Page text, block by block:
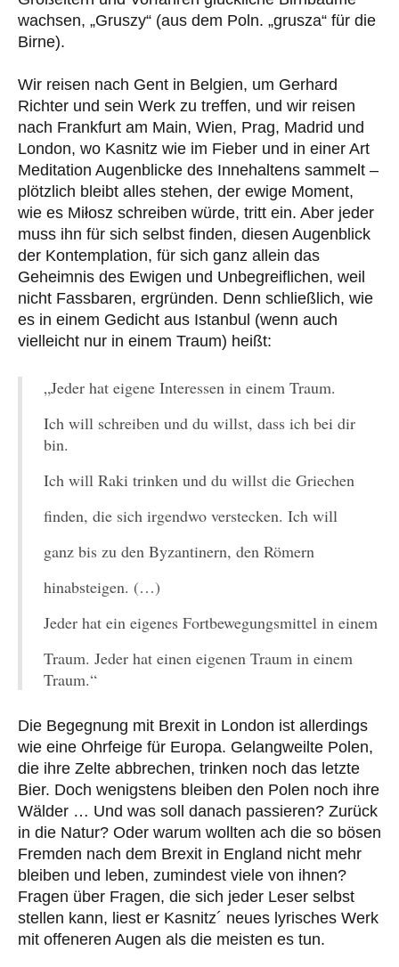
wachsen, „Gruszy“ (aus dem Poln. „grusza“ für die
Birne).
Wir reisen nach Gent in Belgien, um Gerhard
Richter und sein Werk zu treffen, und wir reisen
nach Frankfurt am Main, Wien, Prag, Madrid und
London, wo Kasnitz wie im Fieber und in einer Art
Meditation Augenblicke des Innehaltens sammelt ‒
plötzlich bleibt alles stehen, der ewige Moment,
wie es Miłosz schreiben würde, tritt ein. Aber jeder
muss ihn für sich selbst finden, diesen Augenblick
der Kontemplation, für sich ganz allein das
Geheimnis des Ewigen und Unbegreiflichen, weil
nicht Fassbaren, ergründen. Denn schließlich, wie
es in einem Gedicht aus Istanbul (wenn auch
vielleicht nur in einem Traum) heißt:
„Jeder hat eigene Interessen in einem Traum.
Ich will schreiben und du willst, dass ich bei dir
bin.
Ich will Raki trinken und du willst die Griechen
finden, die sich irgendwo verstecken. Ich will
ganz bis zu den Byzantinern, den Römern
hinabsteigen. (…)
Jeder hat ein eigenes Fortbewegungsmittel in einem
Traum. Jeder hat einen eigenen Traum in einem
Traum.“
Die Begegnung mit Brexit in London ist allerdings
wie eine Ohrfeige für Europa. Gelangweilte Polen,
die ihre Zelte abbrechen, trinken noch das letzte
Bier. Doch wenigstens bleiben den Polen noch ihre
Wälder … Und was soll danach passieren? Zurück
in die Natur? Oder warum wollten ach die so bösen
Fremden nach dem Brexit in England nicht mehr
bleiben und leben, zumindest viele von ihnen?
Fragen über Fragen, die sich jeder Leser selbst
stellen kann, liest er Kasnitz´ neues lyrisches Werk
mit offeneren Augen als die meisten es tun.